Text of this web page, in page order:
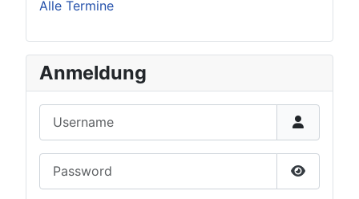
Alle Termine
Anmeldung
Show